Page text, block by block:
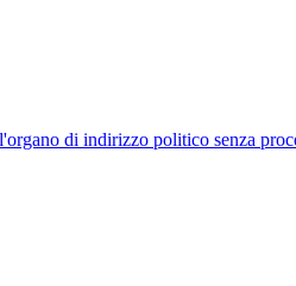
di indirizzo politico senza